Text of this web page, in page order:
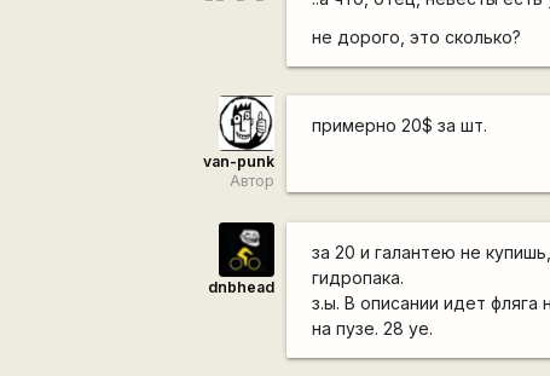
не дорого, это сколько?
van-punk
Автор
примерно 20$ за шт.
dnbhead
за 20 и галантею не
гидропака.
з.ы. В описании идет фляга
на пузе. 28 уе.